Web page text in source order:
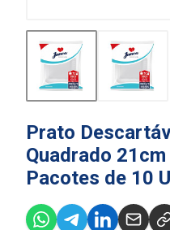
Prato
Quadrado
Pacotes de 10